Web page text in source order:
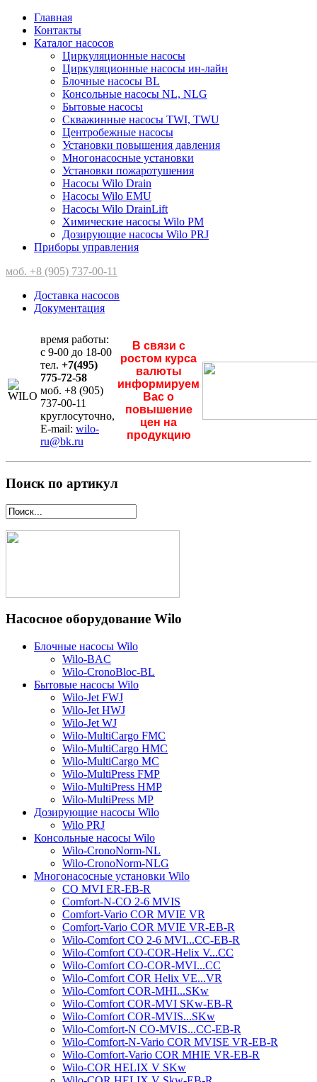
Главная
Контакты
Каталог насосов
Циркуляционные насосы
Циркуляционные насосы ин-лайн
Блочные насосы BL
Консольные насосы NL, NLG
Бытовые насосы
Скважинные насосы TWI, TWU
Центробежные насосы
Установки повышения давления
Многонасосные установки
Установки пожаротушения
Насосы Wilo Drain
Насосы Wilo EMU
Насосы Wilo DrainLift
Химические насосы Wilo PM
Дозирующие насосы Wilo PRJ
Приборы управления
моб. +8 (905) 737-00-11
Доставка насосов
Документация
время работы:
с 9-00 до 18-00
тел. +7(495)
775-72-58
моб. +8 (905)
737-00-11
круглосуточно,
E-mail: wilo-
ru@bk.ru
В связи с
ростом курса
валюты
информируем
Вас о
повышение
цен на
продукцию
Поиск по артикул
Насосное оборудование Wilo
Блочные насосы Wilo
Wilo-BAC
Wilo-CronoBloc-BL
Бытовые насосы Wilo
Wilo-Jet FWJ
Wilo-Jet HWJ
Wilo-Jet WJ
Wilo-MultiCargo FMC
Wilo-MultiCargo HMC
Wilo-MultiCargo MC
Wilo-MultiPress FMP
Wilo-MultiPress HMP
Wilo-MultiPress MP
Дозирующие насосы Wilo
Wilo PRJ
Консольные насосы Wilo
Wilo-CronoNorm-NL
Wilo-CronoNorm-NLG
Многонасосные установки Wilo
CO MVI ER-EB-R
Comfort-N-CO 2-6 MVIS
Comfort-Vario COR MVIE VR
Comfort-Vario COR MVIE VR-EB-R
Wilo-Comfort CO 2-6 MVI...CC-EB-R
Wilo-Comfort CO-COR-Helix V...CC
Wilo-Comfort CO-COR-MVI...CC
Wilo-Comfort COR Helix VE...VR
Wilo-Comfort COR-MHI...SKw
Wilo-Comfort COR-MVI SKw-EB-R
Wilo-Comfort COR-MVIS...SKw
Wilo-Comfort-N CO-MVIS...CC-EB-R
Wilo-Comfort-N-Vario COR MVISE VR-EB-R
Wilo-Comfort-Vario COR MHIE VR-EB-R
Wilo-COR HELIX V SKw